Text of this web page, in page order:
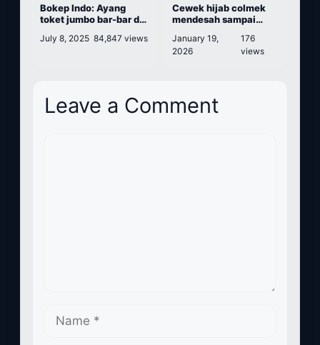
Bokep Indo: Ayang
toket jumbo bar-bar di
July 8, 2025 84,847 views
Cewek hijab colmek
mendesah sampai
January 19,
2026
176
views
Leave a Comment
Name